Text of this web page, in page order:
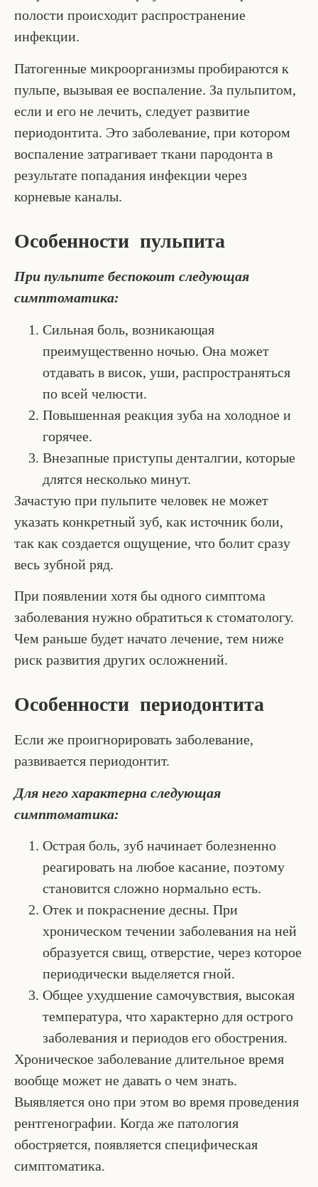
полости происходит распространение
инфекции.
Патогенные микроорганизмы пробираются к
пульпе, вызывая ее воспаление. За пульпитом,
если и его не лечить, следует развитие
периодонтита. Это заболевание, при котором
воспаление затрагивает ткани пародонта в
результате попадания инфекции через
корневые каналы.
Особенности пульпита
При пульпите беспокоит следующая
симптоматика:
Сильная боль, возникающая
преимущественно ночью. Она может
отдавать в висок, уши, распространяться
по всей челюсти.
Повышенная реакция зуба на холодное и
горячее.
Внезапные приступы денталгии, которые
длятся несколько минут.
Зачастую при пульпите человек не может
указать конкретный зуб, как источник боли,
так как создается ощущение, что болит сразу
весь зубной ряд.
При появлении хотя бы одного симптома
заболевания нужно обратиться к стоматологу.
Чем раньше будет начато лечение, тем ниже
риск развития других осложнений.
Особенности периодонтита
Если же проигнорировать заболевание,
развивается периодонтит.
Для него характерна следующая
симптоматика:
Острая боль, зуб начинает болезненно
реагировать на любое касание, поэтому
становится сложно нормально есть.
Отек и покраснение десны. При
хроническом течении заболевания на ней
образуется свищ, отверстие, через которое
периодически выделяется гной.
Общее ухудшение самочувствия, высокая
температура, что характерно для острого
заболевания и периодов его обострения.
Хроническое заболевание длительное время
вообще может не давать о чем знать.
Выявляется оно при этом во время проведения
рентгенографии. Когда же патология
обостряется, появляется специфическая
симптоматика.